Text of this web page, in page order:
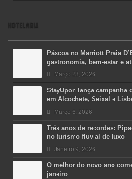
HOTELARIA
Páscoa no Marriott Praia
gastronomia, bem-estar e
Março 23, 2026
StayUpon lança campanha
em Alcochete, Seixal e
Março 6, 2026
Três anos de recordes:
no turismo fluvial de luxo
Janeiro 9, 2026
O melhor do novo ano
janeiro